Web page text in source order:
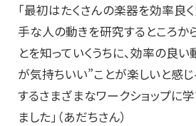
「最初はたくさんの楽器を効率良
手な人の動きを研究するところか
とを知っていくうちに、効率の良
が気持ちいい”ことが楽しいと感じ
するさまざまなワークショップに
ました」（あだちさん）